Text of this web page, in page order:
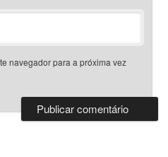
navegador para a próxima vez